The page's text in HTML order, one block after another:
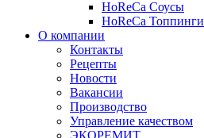
HoReCa Соусы
HoReCa Топпинги
О компании
Контакты
Рецепты
Новости
Вакансии
Производство
Управление качеством
ЭКОРЕМИТ